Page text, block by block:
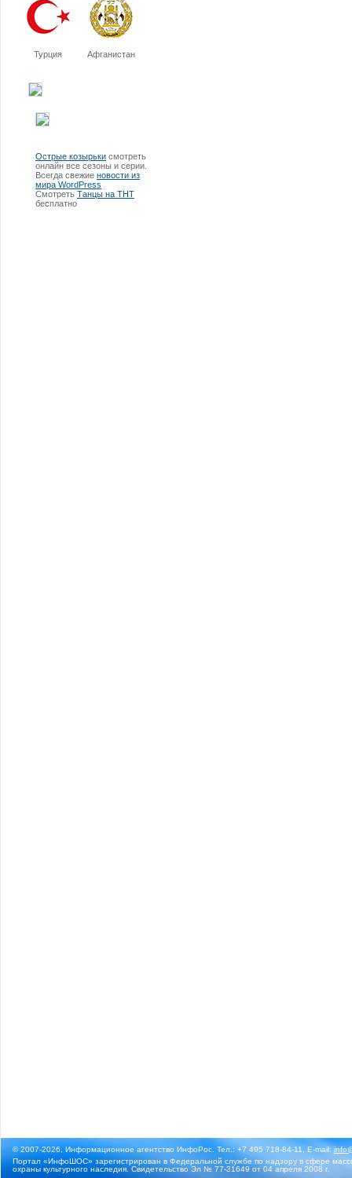
Турция Афганистан
Острые козырьки смотреть
онлайн все сезоны и серии.
Всегда свежие новости из
мира WordPress
Смотреть Танцы на ТНТ
бесплатно
© 2007-2026, Информационное агентство ИнфоРос. Тел.: +7 495 718-84-11, E-mail:
Портал «ИнфоШОС» зарегистрирован в Федеральной службе по надзору в сфере
охраны культурного наследия. Свидетельство Эл № 77-31649 от 04 апреля 2008 г.